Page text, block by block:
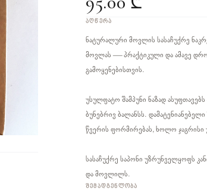
ᲐᲦᲬᲔᲠᲐ
ნატურალური მოვლის სასაჩუქრე
მოვლას — პრაქტიკული და ამავე
გამოყენებისთვის.
უსულფატო შამპუნი ნაზად
ბუნებრივ ბალანსს.
წვერის ფორმირებას, ხოლო
სასაჩუქრე საპონი უზრუნველყოფს
და მოვლილს.
ᲨᲔᲛᲐᲓᲒᲔᲜᲚᲝᲑᲐ